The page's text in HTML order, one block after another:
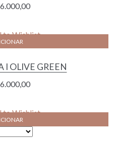
to Wishlist
I OLIVE GREEN
to Wishlist